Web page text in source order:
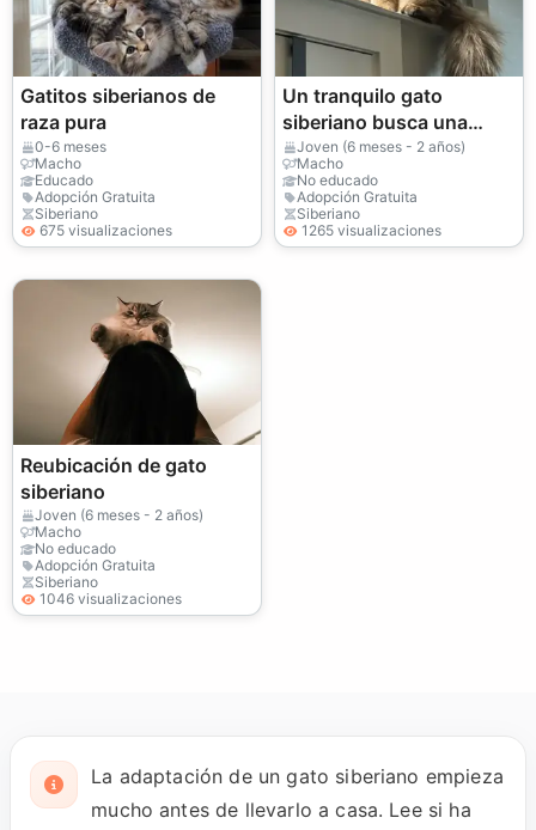
Gatitos siberianos de
raza pura
0-6 meses
Macho
Educado
Adopción Gratuita
Siberiano
675 visualizaciones
Un tranquilo gato
siberiano busca una
nueva familia.
Joven (6 meses - 2 años)
Macho
No educado
Adopción Gratuita
Siberiano
1265 visualizaciones
Reubicación de gato
siberiano
Joven (6 meses - 2 años)
Macho
No educado
Adopción Gratuita
Siberiano
1046 visualizaciones
La adaptación de un gato siberiano empieza
mucho antes de llevarlo a casa. Lee si ha